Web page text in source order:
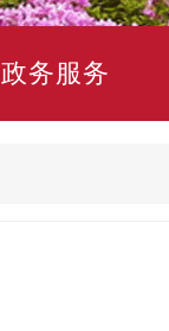
政务服务